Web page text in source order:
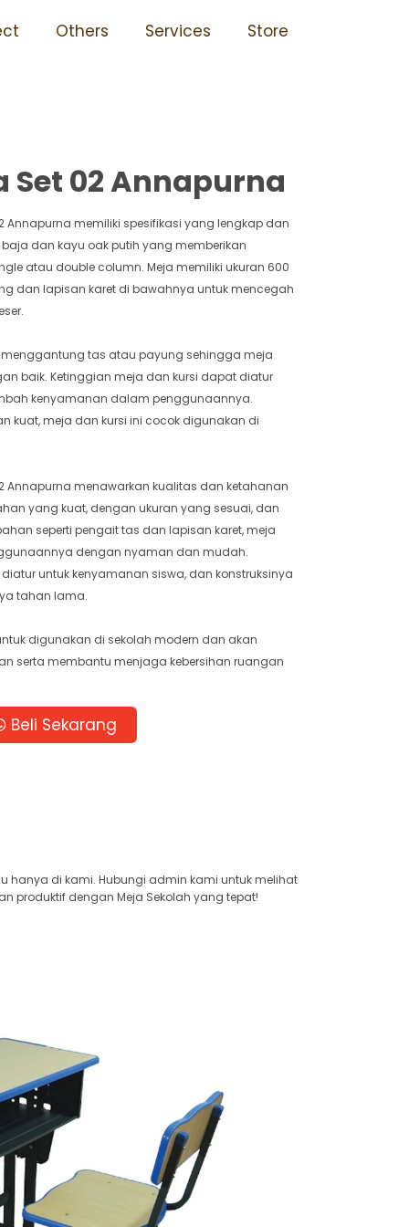
Others Services Store
Rusak 02 Annapurna
Set 02 Annapurna
Annapurna memiliki spesifikasi yang lengkap dan
dan kayu oak putih yang memberikan
atau double column. Meja memiliki ukuran 600
dan lapisan karet di bawahnya untuk mencegah
menggantung tas atau payung sehingga meja
baik. Ketinggian meja dan kursi dapat diatur
kenyamanan dalam penggunaannya.
kuat, meja dan kursi ini cocok digunakan di
Annapurna menawarkan kualitas dan ketahanan
yang kuat, dengan ukuran yang sesuai, dan
seperti pengait tas dan lapisan karet, meja
dengan nyaman dan mudah.
untuk kenyamanan siswa, dan konstruksinya
tahan lama.
digunakan di sekolah modern dan akan
serta membantu menjaga kebersihan ruangan
Beli Sekarang
hanya di kami. Hubungi admin kami untuk melihat
produktif dengan Meja Sekolah yang tepat!